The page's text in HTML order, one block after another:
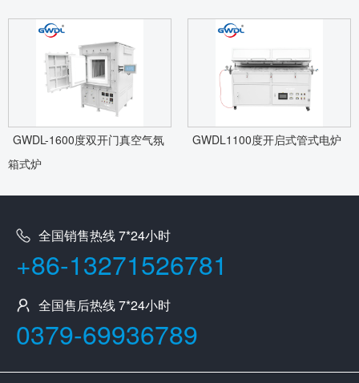
GWDL-1600度双开门真空气氛
箱式炉
GWDL1100度开启式管式电炉
全国销售热线 7*24小时
+86-13271526781
全国售后热线 7*24小时
0379-69936789